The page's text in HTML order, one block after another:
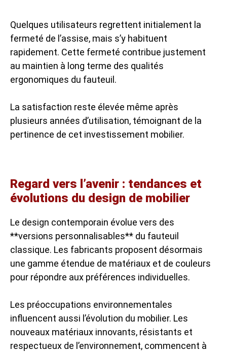
Quelques utilisateurs regrettent initialement la
fermeté de l’assise, mais s’y habituent
rapidement. Cette fermeté contribue justement
au maintien à long terme des qualités
ergonomiques du fauteuil.
La satisfaction reste élevée même après
plusieurs années d’utilisation, témoignant de la
pertinence de cet investissement mobilier.
Regard vers l’avenir : tendances et
évolutions du design de mobilier
Le design contemporain évolue vers des
**versions personnalisables** du fauteuil
classique. Les fabricants proposent désormais
une gamme étendue de matériaux et de couleurs
pour répondre aux préférences individuelles.
Les préoccupations environnementales
influencent aussi l’évolution du mobilier. Les
nouveaux matériaux innovants, résistants et
respectueux de l’environnement, commencent à